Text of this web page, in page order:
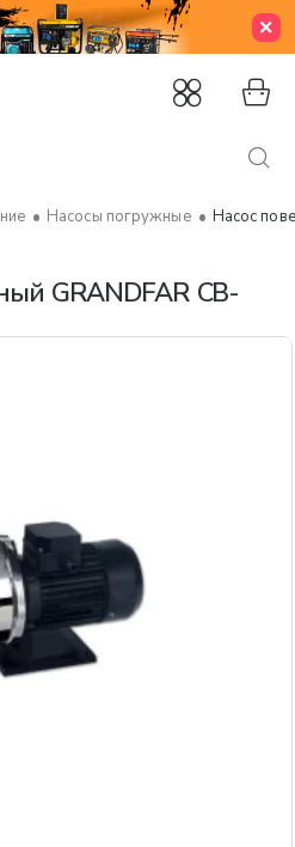
GRANDFAR CB-
Насосы погружные Насос